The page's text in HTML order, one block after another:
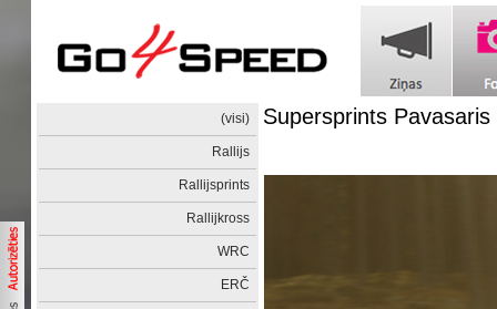
(visi)
Rallijs
Rallijsprints
Rallijkross
WRC
ERČ
Supersprints